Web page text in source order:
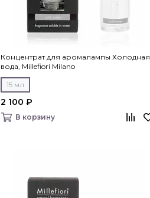
Концентрат для аромалампы Холодная
вода, Millefiori Milano
15 мл
2 100 ₽
В корзину